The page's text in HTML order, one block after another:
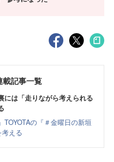
記事一覧
には「走りながら考えられる
TOYOTAの『＃金曜日の新垣
える